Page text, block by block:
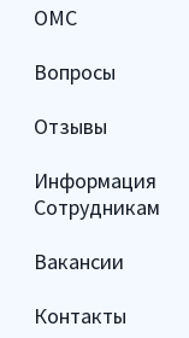
ОМС
Вопросы
Отзывы
Информация
Сотрудникам
Вакансии
Контакты